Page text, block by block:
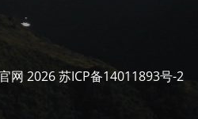
网 2026 苏ICP备14011893号-2